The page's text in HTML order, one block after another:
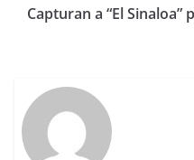
Capturan a “El